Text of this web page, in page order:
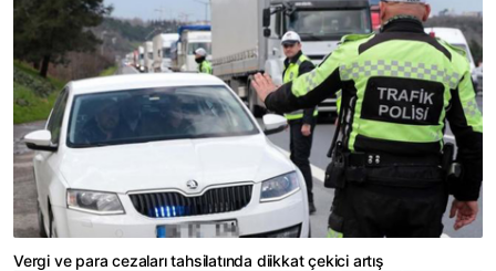
Vergi ve para cezaları tahsilatında diikkat çekici artış